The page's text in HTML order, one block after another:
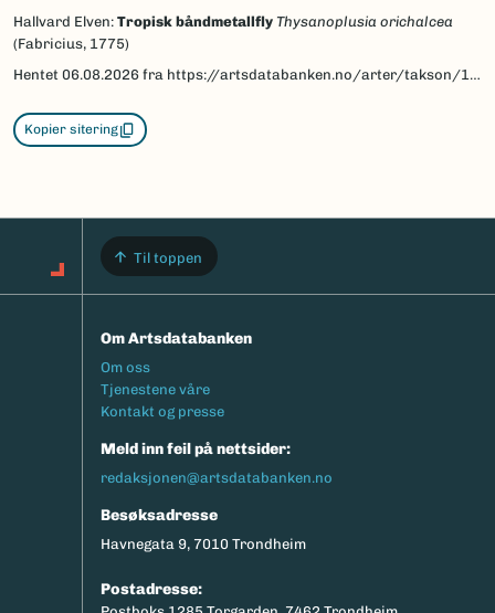
Hallvard Elven: Tropisk båndmetallfly Thysanoplusia orichalcea
(Fabricius, 1775)
Hentet 06.08.2026 fra https://artsdatabanken.no/arter/takson/161585/beskrivelse
Kopier sitering
Til toppen
Om Artsdatabanken
Footermeny
Om oss
Tjenestene våre
Kontakt og presse
Meld inn feil på nettsider:
redaksjonen@artsdatabanken.no
Besøksadresse
Havnegata 9, 7010 Trondheim
Postadresse: